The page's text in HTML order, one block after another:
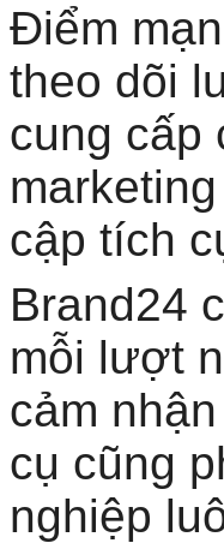
Điểm
theo dõi
cung cấp
cập tích
Brand24
mỗi lượt
cảm
cụ cũng
nghiệp